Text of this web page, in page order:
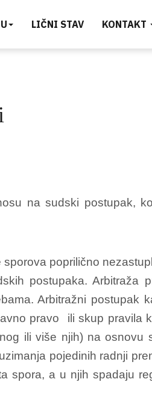
LIČNI STAV KONTAKT
na sudski postupak,
poprilično
postupaka. Arbitraža
Arbitražni postupak
pravo ili skup pravila
ili više njih) na osnovu
pojedinih radnji
spora, a u njih spadaju